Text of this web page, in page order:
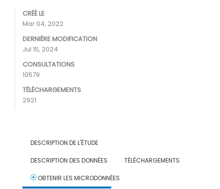
CRÉÉ LE
Mar 04, 2022
DERNIÈRE MODIFICATION
Jul 15, 2024
CONSULTATIONS
10579
TÉLÉCHARGEMENTS
2921
DESCRIPTION DE L'ÉTUDE
DESCRIPTION DES DONNÉES TÉLÉCHARGEMENTS
OBTENIR LES MICRODONNÉES